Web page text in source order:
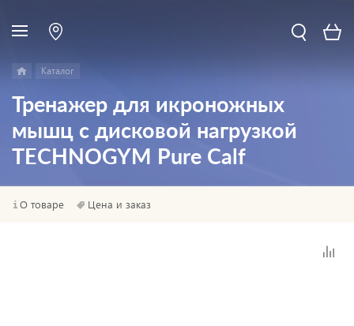
Каталог
Тренажер для икроножных
мышц с дисковой нагрузкой
TECHNOGYM Pure Calf
О товаре Цена и заказ